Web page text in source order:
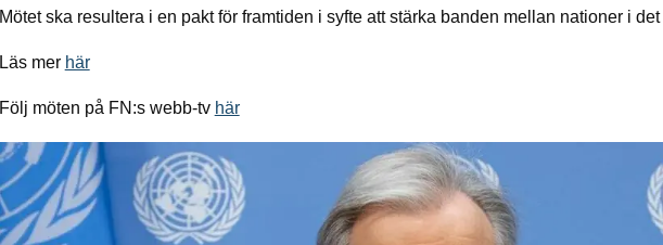
Mötet ska resultera i en pakt för framtiden i syfte att stärka banden mellan nationer i
Läs mer här
Följ möten på FN:s webb-tv här